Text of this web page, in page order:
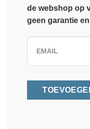
de webshop op
geen garantie